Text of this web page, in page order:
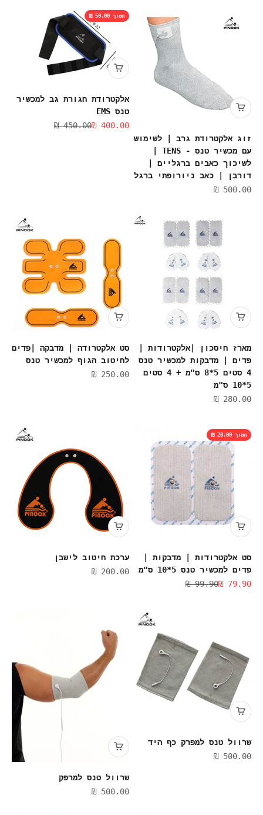
זוג אלקטרודת גרב | לשימוש
לשיכוך כאבים ברגליים |
דורבן | כאב ניורופתי ברגל
מחיר מבצע
500.00 ₪
חסוך 50.00 ₪
אלקטרודת חגורת גב למכשיר
טנס EMS
מחיר מבצע
400.00 ₪ מחיר רגיל
450.00 ₪
מארז חיסכון |אלקטרודות |
פדים | מדבקות למכשיר טנס
4 סטים 5*8 ס"מ + 4 סטים
5*10 ס"מ
מחיר מבצע
280.00 ₪
סט אלקטרודה | מדבקה |פדים
לחיטוב הגוף למכשיר טנס
מחיר מבצע
250.00 ₪
חסוך 20.00 ₪
סט אלקטרודות | מדבקות |
פדים למכשיר טנס 5*10 ס"מ
מחיר מבצע
79.90 ₪ מחיר רגיל
99.90 ₪
ערכת חיטוב לישבן
מחיר מבצע
200.00 ₪
שרוול טנס למפרק כף היד
מחיר מבצע
500.00 ₪
שרוול טנס למרפק
מחיר מבצע
500.00 ₪